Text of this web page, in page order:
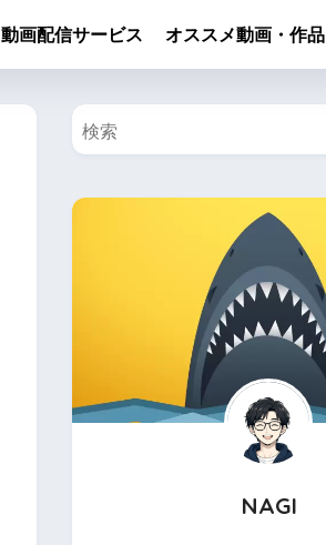
動画配信サービス オススメ動画・作品
NAGI